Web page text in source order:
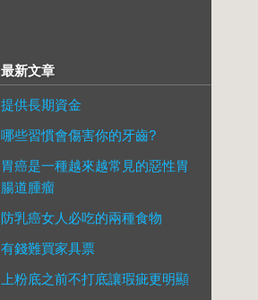
最新文章
提供長期資金
哪些習慣會傷害你的牙齒?
胃癌是一種越來越常見的惡性胃
腸道腫瘤
防乳癌女人必吃的兩種食物
有錢難買家具票
上粉底之前不打底讓瑕疵更明顯